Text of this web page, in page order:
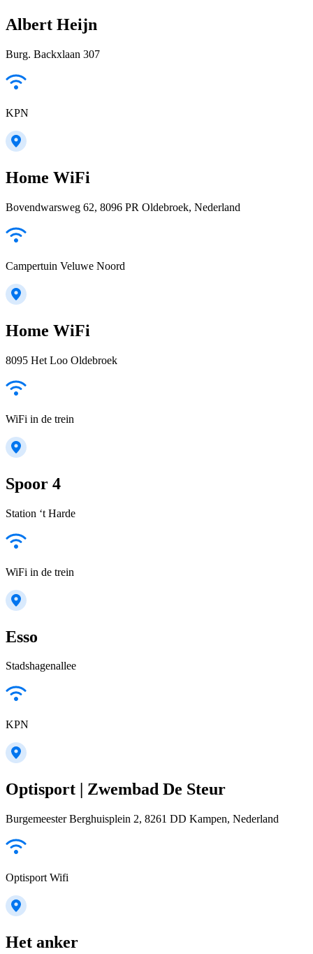
Albert Heijn
Burg. Backxlaan 307
KPN
Home WiFi
Bovendwarsweg 62, 8096 PR Oldebroek, Nederland
Campertuin Veluwe Noord
Home WiFi
8095 Het Loo Oldebroek
WiFi in de trein
Spoor 4
Station ‘t Harde
WiFi in de trein
Esso
Stadshagenallee
KPN
Optisport | Zwembad De Steur
Burgemeester Berghuisplein 2, 8261 DD Kampen, Nederland
Optisport Wifi
Het anker